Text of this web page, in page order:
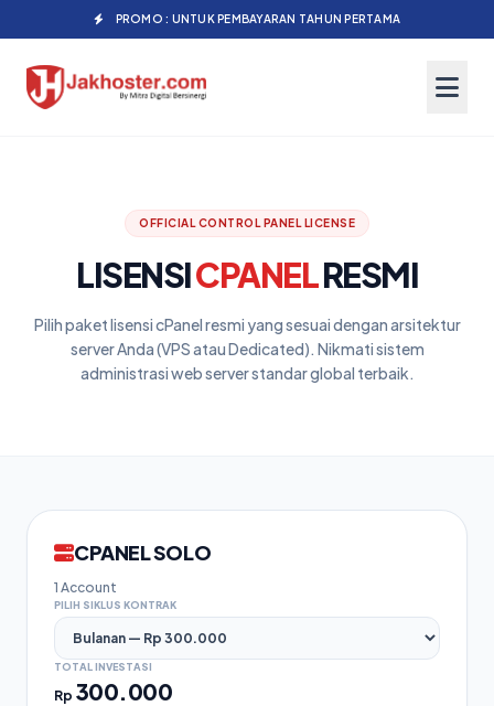
PROMO : UNTUK PEMBAYARAN TAHUN PERTAMA
OFFICIAL CONTROL PANEL LICENSE
LISENSICPANELRESMI
Pilih paket lisensi cPanel resmi yang sesuai dengan arsitektur
server Anda (VPS atau Dedicated). Nikmati sistem
administrasi web server standar global terbaik.
CPANEL SOLO
1 Account
PILIH SIKLUS KONTRAK
TOTAL INVESTASI
Rp 300.000